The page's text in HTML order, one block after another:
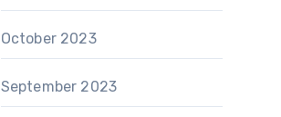
October 2023
September 2023